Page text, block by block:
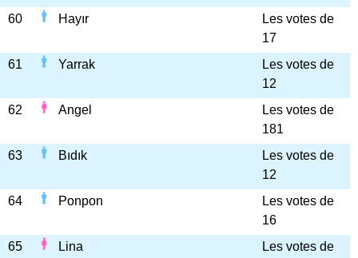
60
Hayır
Les votes de
17
61
Yarrak
Les votes de
12
62
Angel
Les votes de
181
63
Bıdık
Les votes de
12
64
Ponpon
Les votes de
16
65
Lina
Les votes de